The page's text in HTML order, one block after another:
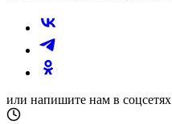
или напишите нам в соцсетях